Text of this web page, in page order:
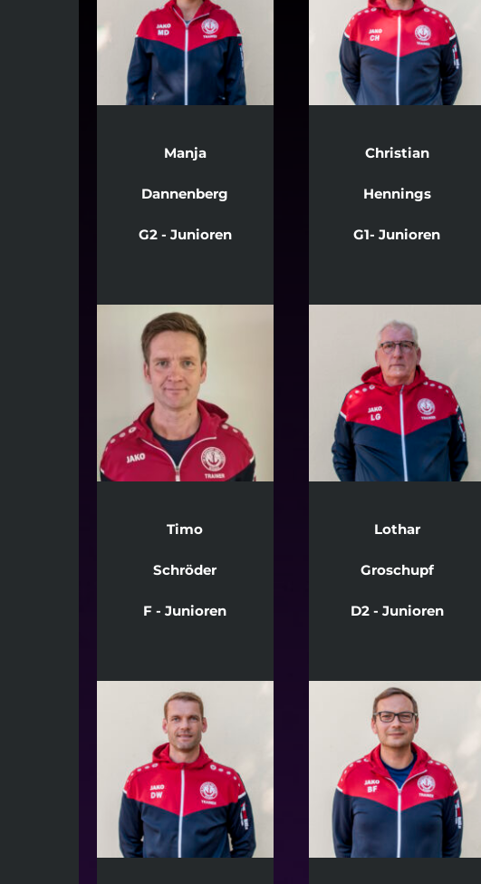
Manja
Dannenberg
G2 - Junioren
Timo
Schröder
F - Junioren
Christian
Hennings
G1- Junioren
Lothar
Groschupf
D2 - Junioren